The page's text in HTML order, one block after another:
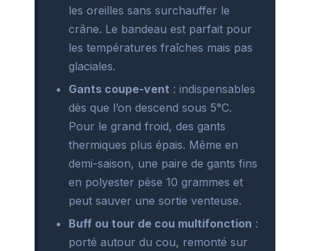
les oreilles sans surchauffer le
crâne. Le bandeau est parfait pour
les températures fraîches mais pas
glaciales.
Gants coupe-vent : indispensables
dès que l’on descend sous 5°C.
Pour le grand froid, des gants
thermiques plus épais. Même en
demi-saison, une paire de gants fins
en polyester pèse 10 grammes et
peut sauver une sortie venteuse.
Buff ou tour de cou multifonction :
porté autour du cou, remonté sur